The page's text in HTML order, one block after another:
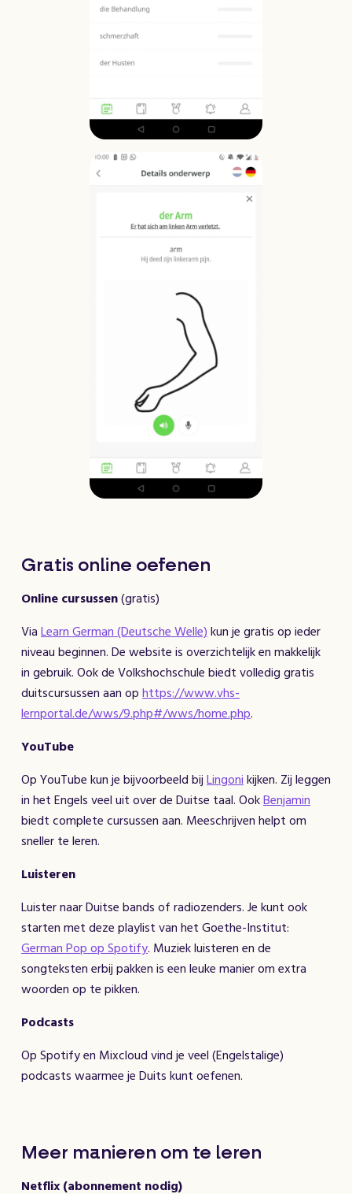
Gratis online oefenen
Online cursussen(gratis)
Via Learn German (Deutsche Welle) kun je gratis op ieder
niveau beginnen. De website is overzichtelijk en makkelijk
in gebruik. Ook de Volkshochschule biedt volledig gratis
duitscursussen aan op https://www.vhs-
lernportal.de/wws/9.php#/wws/home.php.
YouTube
Op YouTube kun je bijvoorbeeld bij Lingoni kijken. Zij leggen
in het Engels veel uit over de Duitse taal. OokBenjamin
biedt complete cursussen aan. Meeschrijven helpt om
sneller te leren.
Luisteren
Luister naar Duitse bands of radiozenders. Je kunt ook
starten met deze playlist van het Goethe-Institut:
German Pop op Spotify. Muziek luisteren en de
songteksten erbij pakken is een leuke manier om extra
woorden op te pikken.
Podcasts
Op Spotify en Mixcloud vind je veel (Engelstalige)
podcasts waarmee je Duits kunt oefenen.
Meer manieren om te leren
Netflix (abonnement nodig)